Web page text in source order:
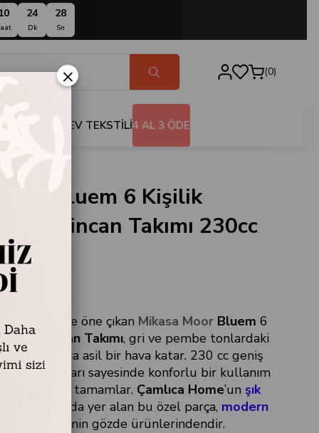
10 24
Dk
27
Sn
0
EV TEKSTİLİ4 AL 3 ÖDE
Moor Bluem 6 Kişilik
Çay Fincan Takımı 230cc
çizgileriyle öne çıkan Mikasa Moor Bluem 6
Çay Fincan Takımı, gri ve pembe tonlardaki
sofranıza asil bir hava katar. 230 cc geniş
kulpları sayesinde konforlu bir kullanım
keyfinizi tamamlar. Çamlıca Home’un şık
yer alan bu özel parça, modern
kategorisinin gözde ürünlerindendir.
×